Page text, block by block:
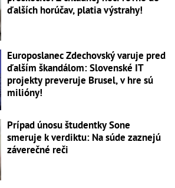
ďalších horúčav, platia výstrahy!
Europoslanec Zdechovský varuje pred
ďalším škandálom: Slovenské IT
projekty preveruje Brusel, v hre sú
milióny!
Prípad únosu študentky Sone
smeruje k verdiktu: Na súde zaznejú
záverečné reči